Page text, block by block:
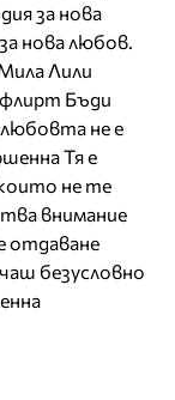
за нова
нова любов.
Лили
флирт Бъди
любовта не е
Тя е
не те
внимание
отдаване
безусловно